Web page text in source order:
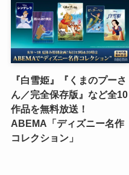
『白雪姫』『くまのプーさ
ん／完全保存版』など全10
作品を無料放送！
ABEMA「ディズニー名作
コレクション」